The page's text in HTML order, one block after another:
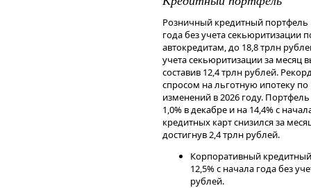
инструменты. Не является
индивидуальной
финансовых инструментов.
Розничный кредитный портфель
года без учета
автокредитам, до 18,8 трлн
учета секьюритизации за месяц
составив 12,4 трлн рублей.
спросом на льготную ипотеку
изменений в 2026 году.
1,0% в декабре и на 14,4% с
кредитных карт снизился за
достигнув 2,4 трлн рублей.
Корпоративный
12,5% с начала года без
рублей.